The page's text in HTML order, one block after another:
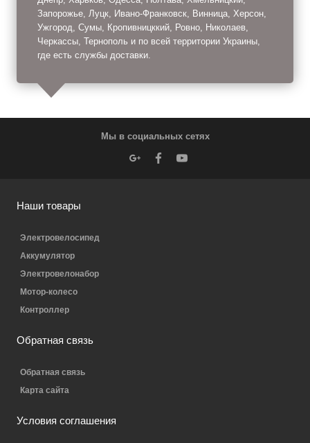
Запорожье, Луцк, Ивано-Франковск, Винница, Херсон,
Ужгород, Сумы, Кропивницккий, Ровно, Николаев,
Черкассы, Тернополь и по всей территории Украины,
где есть службы доставки.
Мы в социальных сетях
Наши товары
Электровелосипед
Аккумулятор
Электровелонабор
Мотор-колесо
Контроллер
Обратная связь
Обратная связь
Карта сайта
Условия соглашения